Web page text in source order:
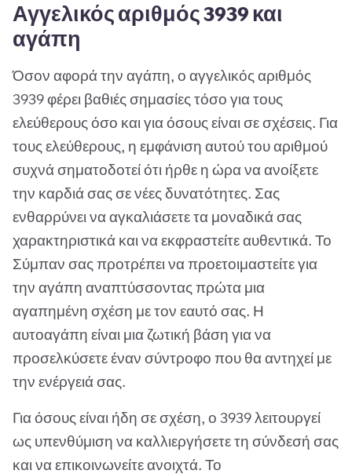
Αγγελικός αριθμός 3939 και
αγάπη
Όσον αφορά την αγάπη, ο αγγελικός αριθμός
3939 φέρει βαθιές σημασίες τόσο για τους
ελεύθερους όσο και για όσους είναι σε σχέσεις. Για
τους ελεύθερους, η εμφάνιση αυτού του αριθμού
συχνά σηματοδοτεί ότι ήρθε η ώρα να ανοίξετε
την καρδιά σας σε νέες δυνατότητες. Σας
ενθαρρύνει να αγκαλιάσετε τα μοναδικά σας
χαρακτηριστικά και να εκφραστείτε αυθεντικά. Το
Σύμπαν σας προτρέπει να προετοιμαστείτε για
την αγάπη αναπτύσσοντας πρώτα μια
αγαπημένη σχέση με τον εαυτό σας. Η
αυτοαγάπη είναι μια ζωτική βάση για να
προσελκύσετε έναν σύντροφο που θα αντηχεί με
την ενέργειά σας.
Για όσους είναι ήδη σε σχέση, ο 3939 λειτουργεί
ως υπενθύμιση να καλλιεργήσετε τη σύνδεσή σας
και να επικοινωνείτε ανοιχτά. Το